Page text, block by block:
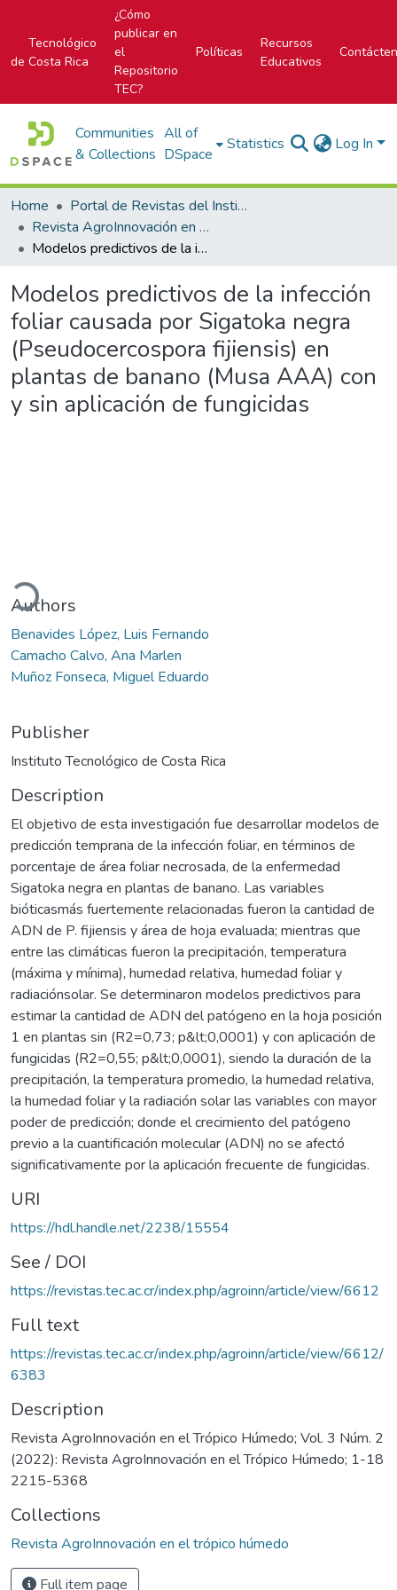
Tecnológico
de Costa Rica
¿Cómo
publicar en
el
Repositorio
TEC?
Políticas
Recursos
Educativos
Communities
& Collections
All of
DSpace
Statistics Log In
Home
Portal de Revistas del Instituto Tecnológico de Costa Rica
Revista AgroInnovación en el trópico húmedo
Modelos predictivos de la infección foliar causada por Sigatoka negra (Pseudocercospora fijiensis) en plantas de banano (Musa AAA) con y sin aplicación de fungicidas
Modelos predictivos de la infección
foliar causada por Sigatoka negra
(Pseudocercospora fijiensis) en
plantas de banano (Musa AAA) con
y sin aplicación de fungicidas
Authors
Benavides López, Luis Fernando
Camacho Calvo, Ana Marlen
Muñoz Fonseca, Miguel Eduardo
Publisher
Instituto Tecnológico de Costa Rica
Description
El objetivo de esta investigación fue desarrollar modelos de
predicción temprana de la infección foliar, en términos de
porcentaje de área foliar necrosada, de la enfermedad
Sigatoka negra en plantas de banano. Las variables
bióticasmás fuertemente relacionadas fueron la cantidad de
ADN de P. fijiensis y área de hoja evaluada; mientras que
entre las climáticas fueron la precipitación, temperatura
(máxima y mínima), humedad relativa, humedad foliar y
radiaciónsolar. Se determinaron modelos predictivos para
estimar la cantidad de ADN del patógeno en la hoja posición
1 en plantas sin (R2=0,73; p&lt;0,0001) y con aplicación de
fungicidas (R2=0,55; p&lt;0,0001), siendo la duración de la
precipitación, la temperatura promedio, la humedad relativa,
la humedad foliar y la radiación solar las variables con mayor
poder de predicción; donde el crecimiento del patógeno
previo a la cuantificación molecular (ADN) no se afectó
significativamente por la aplicación frecuente de fungicidas.
URI
https://hdl.handle.net/2238/15554
See / DOI
https://revistas.tec.ac.cr/index.php/agroinn/article/view/6612
Full text
https://revistas.tec.ac.cr/index.php/agroinn/article/view/6612/
6383
Description
Revista AgroInnovación en el Trópico Húmedo; Vol. 3 Núm. 2
(2022): Revista AgroInnovación en el Trópico Húmedo; 1-18
2215-5368
Collections
Revista AgroInnovación en el trópico húmedo
Full item page